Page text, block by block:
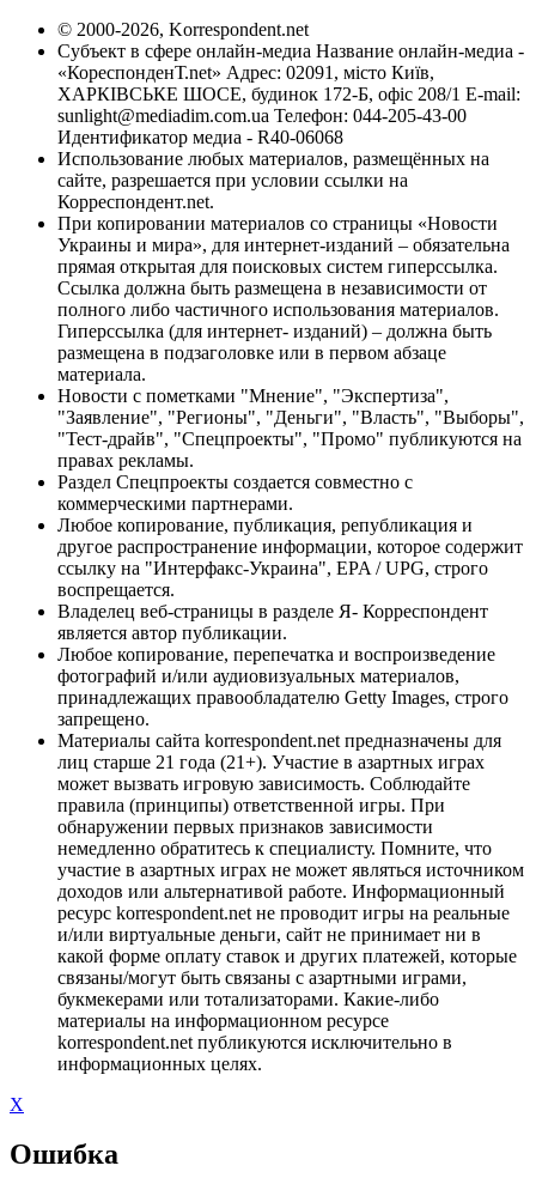
© 2000-2026, Korrespondent.net
Субъект в сфере онлайн-медиа Название онлайн-медиа -
«КореспонденТ.net» Адрес: 02091, місто Київ,
ХАРКІВСЬКЕ ШОСЕ, будинок 172-Б, офіс 208/1 E-mail:
sunlight@mediadim.com.ua Телефон: 044-205-43-00
Идентификатор медиа - R40-06068
Использование любых материалов, размещённых на
сайте, разрешается при условии ссылки на
Корреспондент.net.
При копировании материалов со страницы «Новости
Украины и мира», для интернет-изданий – обязательна
прямая открытая для поисковых систем гиперссылка.
Ссылка должна быть размещена в независимости от
полного либо частичного использования материалов.
Гиперссылка (для интернет- изданий) – должна быть
размещена в подзаголовке или в первом абзаце
материала.
Новости с пометками "Мнение", "Экспертиза",
"Заявление", "Регионы", "Деньги", "Власть", "Выборы",
"Тест-драйв", "Спецпроекты", "Промо" публикуются на
правах рекламы.
Раздел Спецпроекты создается совместно с
коммерческими партнерами.
Любое копирование, публикация, републикация и
другое распространение информации, которое содержит
ссылку на "Интерфакс-Украина", EPA / UPG, строго
воспрещается.
Владелец веб-страницы в разделе Я- Корреспондент
является автор публикации.
Любое копирование, перепечатка и воспроизведение
фотографий и/или аудиовизуальных материалов,
принадлежащих правообладателю Getty Images, строго
запрещено.
Материалы сайта korrespondent.net предназначены для
лиц старше 21 года (21+). Участие в азартных играх
может вызвать игровую зависимость. Соблюдайте
правила (принципы) ответственной игры. При
обнаружении первых признаков зависимости
немедленно обратитесь к специалисту. Помните, что
участие в азартных играх не может являться источником
доходов или альтернативой работе. Информационный
ресурс korrespondent.net не проводит игры на реальные
и/или виртуальные деньги, сайт не принимает ни в
какой форме оплату ставок и других платежей, которые
связаны/могут быть связаны с азартными играми,
букмекерами или тотализаторами. Какие-либо
материалы на информационном ресурсе
korrespondent.net публикуются исключительно в
информационных целях.
X
Ошибка